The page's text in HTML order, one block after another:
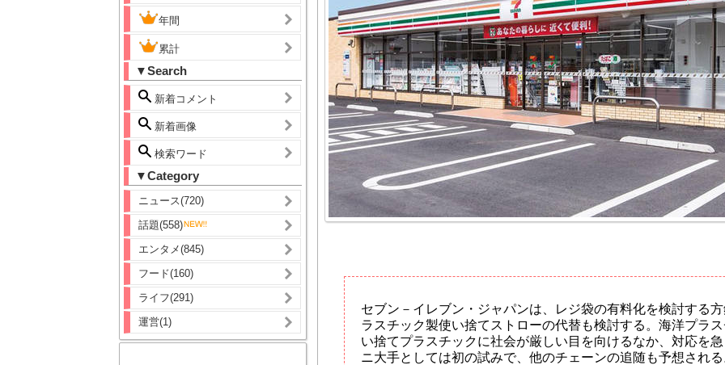
年間
累計
▼Search
新着コメント
新着画像
検索ワード
▼Category
ニュース(720)
話題(558)
エンタメ(845)
フード(160)
ライフ(291)
運営(1)
セブン－イレブン・ジャパンは、レジ袋の有料化を検討する
ラスチック製使い捨てストローの代替も検討する。海洋プラ
い捨てプラスチックに社会が厳しい目を向けるなか、対応を
ニ大手としては初の試みで、他のチェーンの追随も予想され